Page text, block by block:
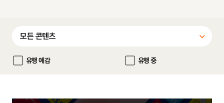
유행 예감 유행 중